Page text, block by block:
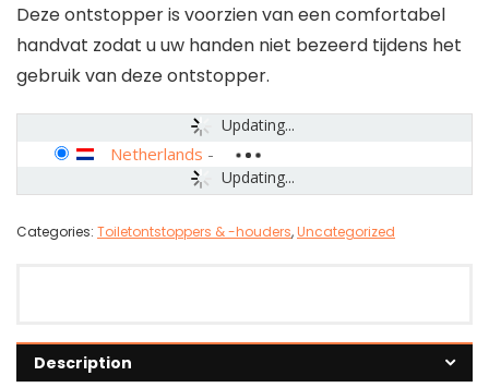
Deze ontstopper is voorzien van een comfortabel
handvat zodat u uw handen niet bezeerd tijdens het
gebruik van deze ontstopper.
Updating...
Updating...
Netherlands -
Categories: Toiletontstoppers & -houders,Uncategorized
Description